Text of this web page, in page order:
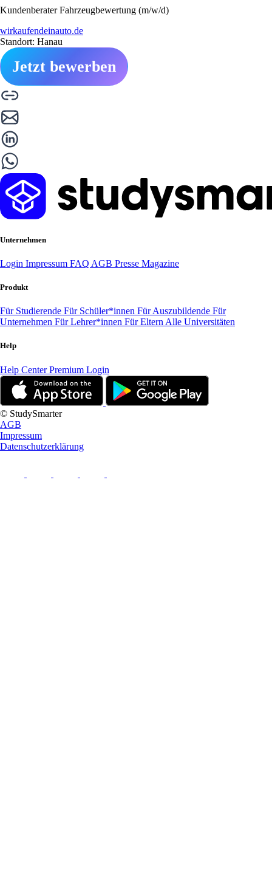
Kundenberater Fahrzeugbewertung (m/w/d)
wirkaufendeinauto.de
Standort: Hanau
Jetzt bewerben
Unternehmen
Login Impressum FAQ AGB Presse Magazine
Produkt
Für Studierende Für Schüler*innen Für Auszubildende Für
Unternehmen Für Lehrer*innen Für Eltern Alle Universitäten
Help
Help CenterPremium Login
© StudySmarter
AGB
Impressum
Datenschutzerklärung